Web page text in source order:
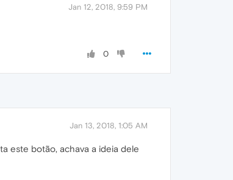
Jan 12, 2018, 9:59 PM
0
Jan 13, 2018, 1:05 AM
este botão, achava a ideia dele